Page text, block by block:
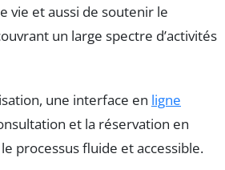
vie et aussi de soutenir le
un large spectre d’activités
une interface en ligne
et la réservation en
processus fluide et accessible.